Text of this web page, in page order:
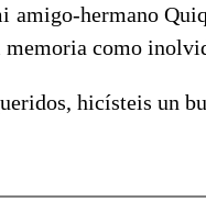
hermano
memoria como
hicísteis un